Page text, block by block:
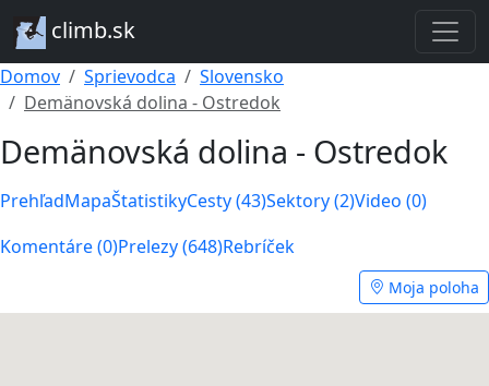
climb.sk
Domov Sprievodca
Slovensko
Demänovská dolina - Ostredok
Demänovská dolina - Ostredok
PrehľadMapaŠtatistikyCesty (43)Sektory (2)Video (0)
Komentáre (0)Prelezy (648)Rebríček
Moja poloha